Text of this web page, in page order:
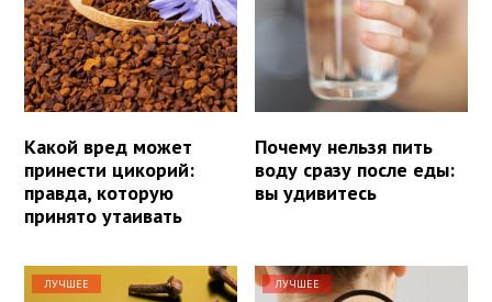
Какой вред может
принести цикорий:
правда, которую
принято утаивать
Почему нельзя пить
воду сразу после еды:
вы удивитесь
ЛУЧШЕЕ ЛУЧШЕЕ